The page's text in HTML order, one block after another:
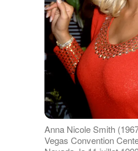
Anna Nicole Smith
Vegas Convention